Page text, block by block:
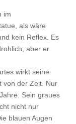
im
als wäre
kein Reflex. Es
aber er
wirkt seine
von der Zeit. Nur
Sein graues
nicht nur
blauen Augen